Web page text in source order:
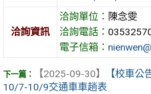
洽詢資訊
洽詢單位： 陳念雯
洽詢電話：
電子信箱：
【2025-09-30】
【校車公
10/7-10/9交通車車趟表